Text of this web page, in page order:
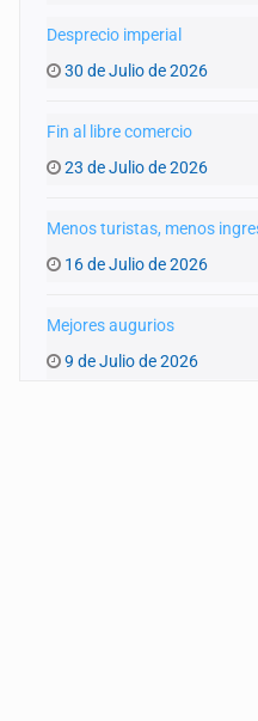
Desprecio imperial
30 de Julio de 2026
Fin al libre comercio
23 de Julio de 2026
Menos turistas, menos
16 de Julio de 2026
Mejores augurios
9 de Julio de 2026